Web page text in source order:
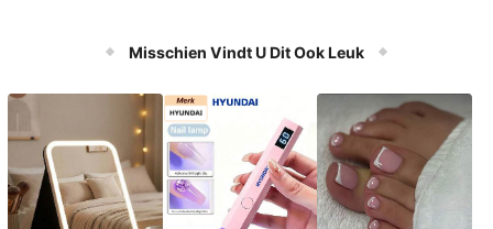
Misschien Vindt U Dit Ook Leuk